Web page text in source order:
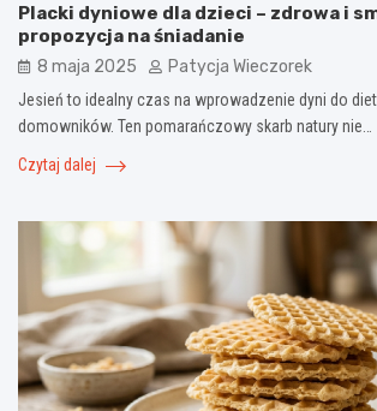
Placki dyniowe dla dzieci – zdrowa i
propozycja na śniadanie
8 maja 2025 Patycja Wieczorek
Jesień to idealny czas na wprowadzenie dyni do
domowników. Ten pomarańczowy skarb natury nie…
Czytaj dalej